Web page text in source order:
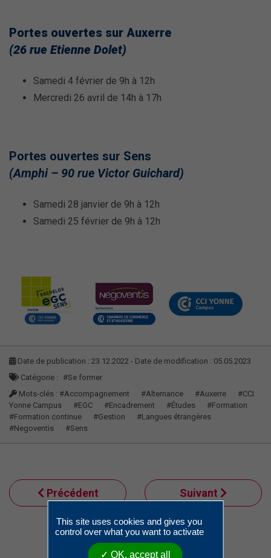
Portes ouvertes sur Auxerre
(26 rue Etienne Dolet)
Samedi 4 février de 9h à 12h
Mercredi 26 avril de 14h à 17h
Portes ouvertes sur Sens
(Amphi – 90 rue Victor Guichard)
Samedi 28 janvier de 9h à 12h
Samedi 25 février de 9h à 12h
Date de publication : 23.12.2022 - Date de modification : 05.05.2023
Catégorie :
#Se former
Mots-clés : #Accompagnement #Alternance #Auxerre
#CCI
Yonne Campus
#EGC #Encadrement #Études
#Formation
#Formation continue
#Gestion
#Langues étrangères
#Negoventis
#Sens
Précédent
Retour à la liste
Suivant
This site uses cookies and gives you
control over what you want to activate
✓ OK, accept all